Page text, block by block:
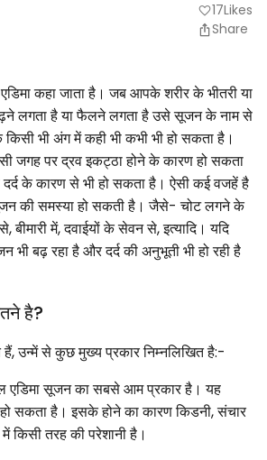
favorite17Likes
Share
कहा जाता है। जब आपके शरीर के भीतरी या
लगता है या फैलने लगता है उसे सूजन के नाम से
भी अंग में कही भी कभी भी हो सकता है।
जगह पर द्रव इकट्ठा होने के कारण हो सकता
के कारण से भी हो सकता है। ऐसी कई वजहें है
की समस्या हो सकती है। जैसे- चोट लगने के
बीमारी में, दवाईयों के सेवन से, इत्यादि। यदि
बढ़ रहा है और दर्द की अनुभूती भी हो रही है
है?
उन्में से कुछ मुख्य प्रकार निम्नलिखित है:-
एडिमा सूजन का सबसे आम प्रकार है। यह
सकता है। इसके होने का कारण किडनी, संचार
किसी तरह की परेशानी है।